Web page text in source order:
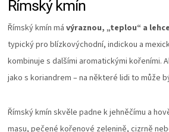
Římský kmín
Římský kmín má výraznou, „teplou“ a
typický pro blízkovýchodní, indickou a
kombinuje s dalšími aromatickými kořeními.
jako s koriandrem – na některé lidi to může
Římský kmín skvěle padne k jehněčímu a
masu, pečené kořenové zelenině, cizrně